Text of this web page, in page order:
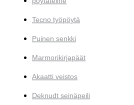
Tecno työpöytä
Puinen senkki
Marmorikirjapäät
Akaatti veistos
Deknudt seinäpeili